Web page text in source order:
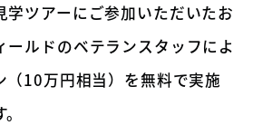
学ツアーにご参加いただいたお
ールドのベテランスタッフによ
（10万円相当）を無料で実施